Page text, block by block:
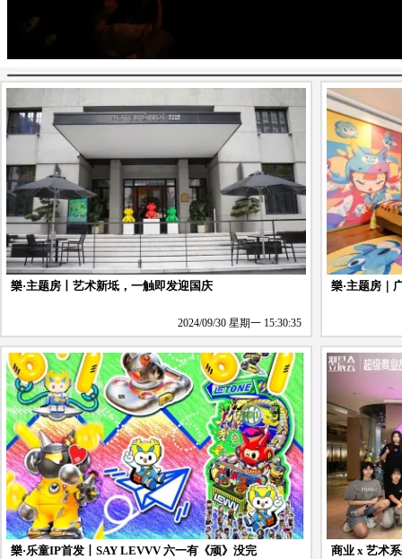
樂·主题房丨艺术新坻，一触即发迎国庆
2024/09/30 星期一 15:30:35
樂·主题房｜
樂·乐童IP首发丨SAY LEVVV 六一有《顽》没完 商业 x 艺术